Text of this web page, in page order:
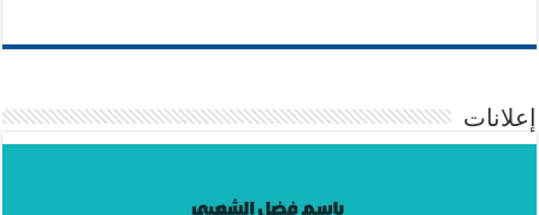
e
o
tt
at
p
إعلانات